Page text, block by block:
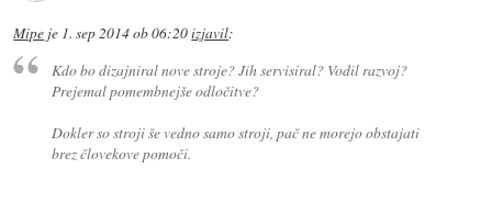
Mipe je 1. sep 2014 ob 06:20izjavil:
Kdo bo dizajniral nove stroje? Jih servisiral? Vodil razvoj?
Prejemal pomembnejše odločitve?
Dokler so stroji še vedno samo stroji, pač ne morejo obstajati
brez človekove pomoči.